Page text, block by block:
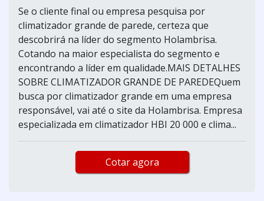
Se o cliente final ou empresa pesquisa por
climatizador grande de parede, certeza que
descobrirá na líder do segmento Holambrisa.
Cotando na maior especialista do segmento e
encontrando a líder em qualidade.MAIS DETALHES
SOBRE CLIMATIZADOR GRANDE DE PAREDEQuem
busca por climatizador grande em uma empresa
responsável, vai até o site da Holambrisa. Empresa
especializada em climatizador HBI 20 000 e clima...
Cotar agora